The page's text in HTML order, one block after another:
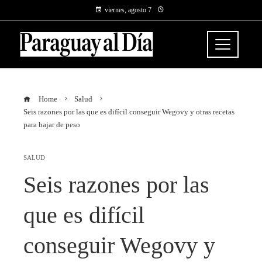
viernes, agosto 7
Home
Salud
Seis razones por las que es difícil conseguir Wegovy y otras recetas
para bajar de peso
SALUD
Seis razones por las
que es difícil
conseguir Wegovy y